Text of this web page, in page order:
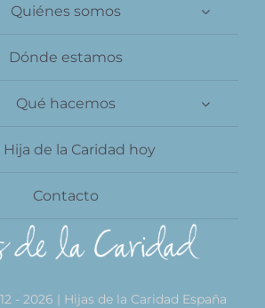
Quiénes somos
Dónde estamos
Qué hacemos
Hija de la Caridad hoy
Contacto
- 2026 | Hijas de la Caridad España